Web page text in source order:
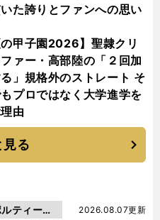
た誇りとファンへの思い
の甲子園2026】聖隷クリ
ァー・高部陸の「２回加
」規格外のストレート そ
プロではなく大学進学を
由
見る
2026.08.07更新
ティーバ